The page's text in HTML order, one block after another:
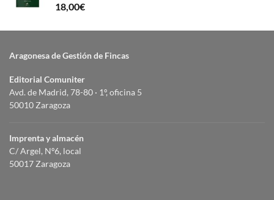
18,00€
Aragonesa de Gestión de Fincas
Editorial Comuniter
Avd. de Madrid, 78-80 · 1º, oficina 5
50010 Zaragoza
Imprenta y almacén
C/ Argel, Nº6, local
50017 Zaragoza